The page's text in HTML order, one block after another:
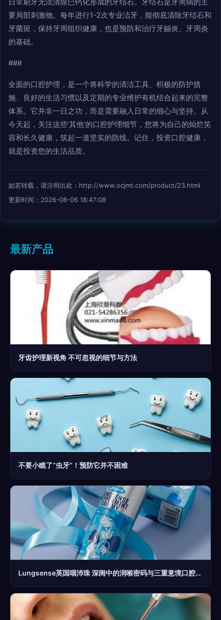
要局部刺激物。每年进行1-2次专业洁牙，能彻底清除牙结石和
牙菌斑，保持牙周组织健康，也是预防和治疗牙龈炎、牙周炎
的基础。
###
全面的口腔护理，是一个将科学的清洁工具、积极的防护措
施、良好的生活习惯以及定期的专业维护有机结合起来的完整
体系。它并非一日之功，而是需要融入日常的细心与坚持。从
今天起，关注这些‘其他’的口腔护理细节，您将为自己的灿烂笑
容和长久健康，筑起一道坚实的防线。记住，投资口腔健康，
就是投资您的生活品质。
如若转载，请注明出处：http://www.ocjmt.com/product/23.html
更新时间：2026-08-06 18:47:08
最新产品
牙齿护理新视角 不可忽视的细节与方法
不要小瞧了“虫牙”！预防它并不困难
Lungsense英国咽沛珠 深闺中的润喉密码与三重意境口腔哲学